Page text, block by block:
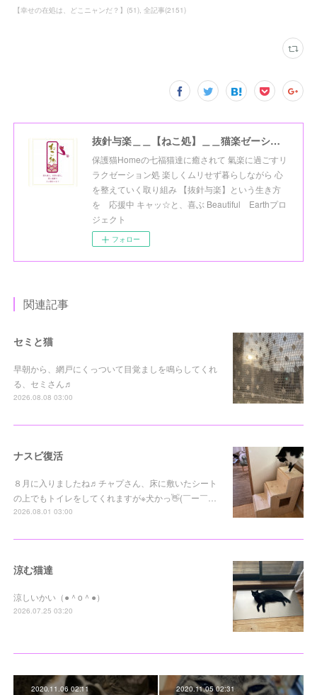
【幸せの在処は、どこニャンだ？】 (51) 全記事(2151)
抜針与楽＿＿【ねこ処】＿＿猫楽ゼーションHome☆
保護猫Homeの七福猫達に癒されて 氣楽に過ごすリ
ラクゼーション処 楽しくムリせず暮らしながら 心
を整えていく取り組み 【抜針与楽】という生き方
を 応援中 キャッ☆と、喜ぶ Beautiful Earthプロ
ジェクト
フォロー
関連記事
セミと猫
早朝から、網戸にくっついて目覚ましを鳴らしてくれ
る、セミさん♬
2026.08.08 03:00
ナスビ復活
８月に入りましたね♬チャプさん、床に敷いたシート
の上でもトイレをしてくれますが※犬かっ👋(￣ー￣…
2026.08.01 03:00
涼む猫達
涼しいかい（●＾o＾●）
2026.07.25 03:20
2020.11.06 02:11 2020.11.05 02:31